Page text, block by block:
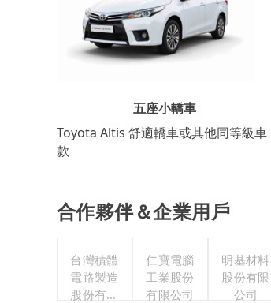
五座小轎車
Toyota Altis 舒適轎車或其他同等級車
款
合作夥伴＆企業用戶
台灣積體
電路製造
股份有限
仁寶電腦
工業股份
有限公司
明基材料
股份有限
公司